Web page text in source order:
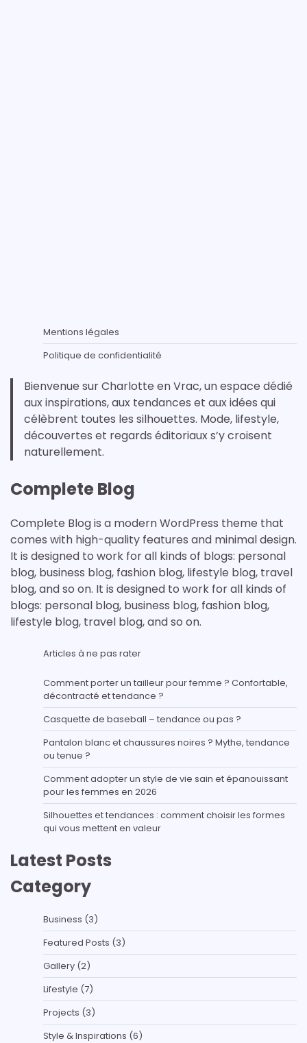
Mentions légales
Politique de confidentialité
Bienvenue sur Charlotte en Vrac, un espace dédié
aux inspirations, aux tendances et aux idées qui
célèbrent toutes les silhouettes. Mode, lifestyle,
découvertes et regards éditoriaux s’y croisent
naturellement.
Complete Blog
Complete Blog is a modern WordPress theme that
comes with high-quality features and minimal design.
It is designed to work for all kinds of blogs: personal
blog, business blog, fashion blog, lifestyle blog, travel
blog, and so on. It is designed to work for all kinds of
blogs: personal blog, business blog, fashion blog,
lifestyle blog, travel blog, and so on.
Articles à ne pas rater
Comment porter un tailleur pour femme ? Confortable,
décontracté et tendance ?
Casquette de baseball – tendance ou pas ?
Pantalon blanc et chaussures noires ? Mythe, tendance
ou tenue ?
Comment adopter un style de vie sain et épanouissant
pour les femmes en 2026
Silhouettes et tendances : comment choisir les formes
qui vous mettent en valeur
Latest Posts
Category
Business (3)
Featured Posts (3)
Gallery (2)
Lifestyle (7)
Projects (3)
Style & Inspirations (6)